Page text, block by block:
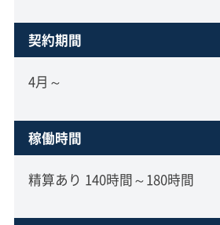
契約期間
4月～
稼働時間
精算あり 140時間～180時間